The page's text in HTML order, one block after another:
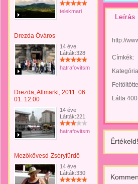
telekmari
Drezda Óváros
14 éve
Látták:328
hatrafovitsmelissza
Drezda, Altmarkt, 2011. 06.
01. 12.00
14 éve
Látták:221
hatrafovitsmelissza
Mezőkövesd-Zsóryfürdő
14 éve
Látták:330
Leírás
http://
Címkék:
Látta
Értékeld!